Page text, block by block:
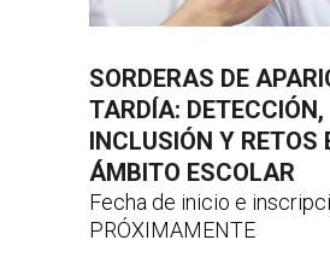
SORDERAS DE
TARDÍA: DETECCIÓN,
INCLUSIÓN Y RETOS
ÁMBITO ESCOLAR
Fecha de inicio e
PRÓXIMAMENTE